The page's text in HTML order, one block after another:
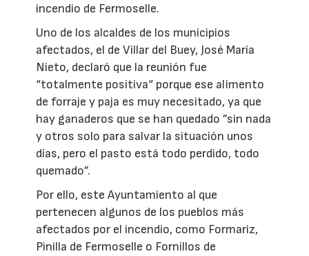
incendio de Fermoselle.
Uno de los alcaldes de los municipios
afectados, el de Villar del Buey, José María
Nieto, declaró que la reunión fue
“totalmente positiva“ porque ese alimento
de forraje y paja es muy necesitado, ya que
hay ganaderos que se han quedado ”sin nada
y otros solo para salvar la situación unos
días, pero el pasto está todo perdido, todo
quemado”.
Por ello, este Ayuntamiento al que
pertenecen algunos de los pueblos más
afectados por el incendio, como Formariz,
Pinilla de Fermoselle o Fornillos de